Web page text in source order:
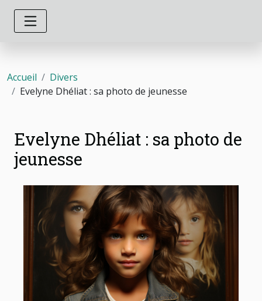
Accueil
Divers
Evelyne Dhéliat : sa photo de jeunesse
Evelyne Dhéliat : sa photo de
jeunesse